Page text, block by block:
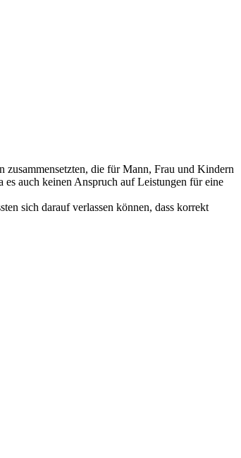
die für Mann, Frau und Kindern
auch keinen Anspruch auf Leistungen für eine
sich darauf verlassen können, dass korrekt